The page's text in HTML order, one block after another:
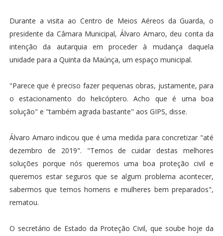
Durante a visita ao Centro de Meios Aéreos da Guarda, o
presidente da Câmara Municipal, Álvaro Amaro, deu conta da
intenção da autarquia em proceder à mudança daquela
unidade para a Quinta da Maúnça, um espaço municipal.
"Parece que é preciso fazer pequenas obras, justamente, para
o estacionamento do helicóptero. Acho que é uma boa
solução" e "também agrada bastante" aos GIPS, disse.
Álvaro Amaro indicou que é uma medida para concretizar "até
dezembro de 2019". "Temos de cuidar destas melhores
soluções porque nós queremos uma boa proteção civil e
queremos estar seguros que se algum problema acontecer,
sabermos que temos homens e mulheres bem preparados",
rematou.
O secretário de Estado da Proteção Civil, que soube hoje da